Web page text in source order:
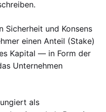
Sicherheit und Konsens
einen Anteil (Stake)
Kapital — in Form der
Unternehmen
als